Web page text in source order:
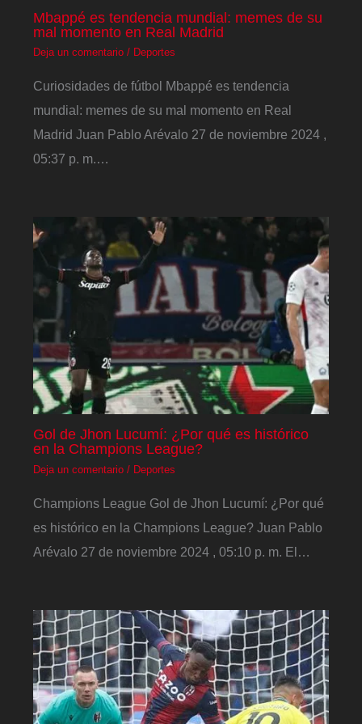
Mbappé es tendencia mundial: memes de su
mal momento en Real Madrid
Deja un comentario / Deportes
Curiosidades de fútbol Mbappé es tendencia
mundial: memes de su mal momento en Real
Madrid Juan Pablo Arévalo 27 de noviembre 2024 ,
05:37 p. m.…
Gol de Jhon Lucumí: ¿Por qué es histórico
en la Champions League?
Deja un comentario / Deportes
Champions League Gol de Jhon Lucumí: ¿Por qué
es histórico en la Champions League? Juan Pablo
Arévalo 27 de noviembre 2024 , 05:10 p. m. El…